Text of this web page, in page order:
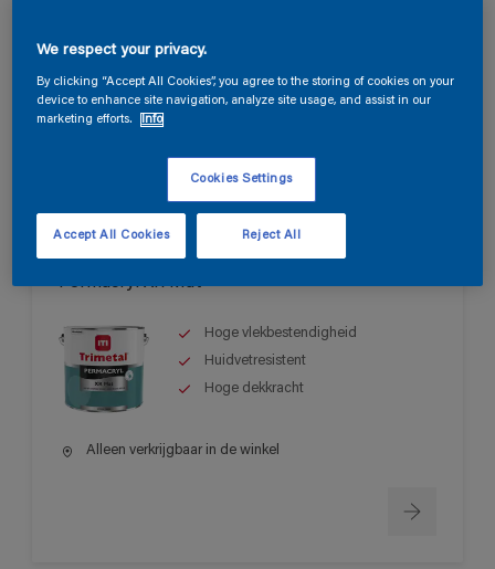
Sneldrogend met een goede
Alleen verkrijgbaar in de winkel
Permacryl XR Mat
Hoge vlekbestendigheid
Huidvetresistent
Hoge dekkracht
Alleen verkrijgbaar in de winkel
We respect your privacy.
By clicking “Accept All Cookies”, you agree to the storing of cookies on your
device to enhance site navigation, analyze site usage, and assist in our
marketing efforts.
Info
Cookies Settings
Reject All
Accept All Cookies